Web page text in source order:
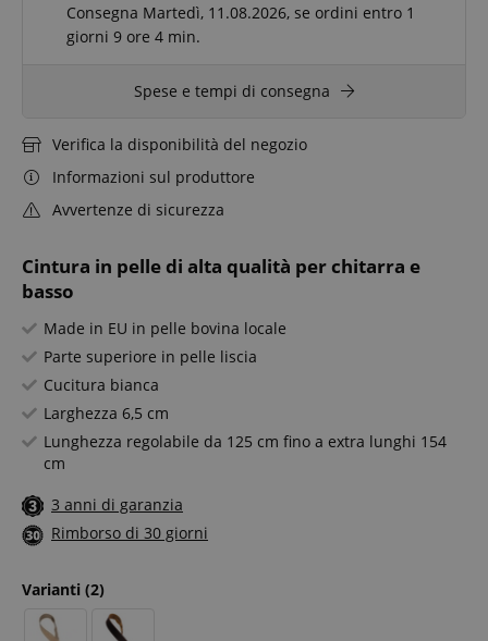
Cintura in pelle di alta qualità per chitarra e
basso
Made in EU in pelle bovina locale
Parte superiore in pelle liscia
Cucitura bianca
Larghezza 6,5 cm
Lunghezza regolabile da 125 cm fino a extra lunghi 154
cm
3 anni di garanzia
Rimborso di 30 giorni
Varianti (2)
Consegna Martedì, 11.08.2026, se ordini entro 1
giorni 9 ore 4 min.
Spese e tempi di consegna
Verifica la disponibilità del negozio
Informazioni sul produttore
Avvertenze di sicurezza